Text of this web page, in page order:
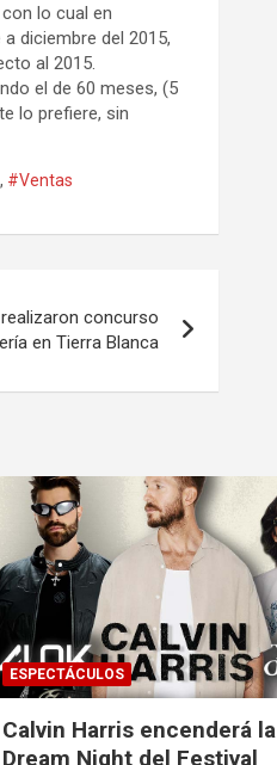
lo cual en
diciembre del 2015,
al 2015.
el de 60 meses, (5
lo prefiere, sin
, #Ventas
concurso
en Tierra Blanca
ESPECTÁCULOS
Calvin Harris encenderá la
Dream Night del Festival